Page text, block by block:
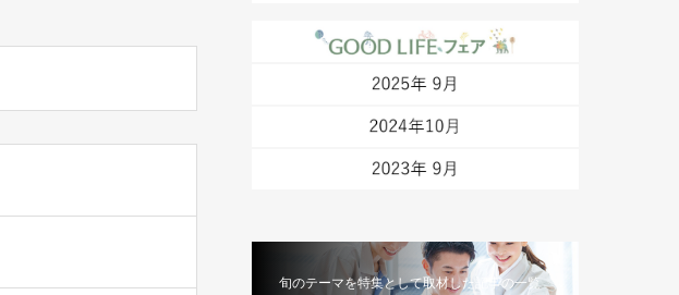
旬のテーマを特集として取材した記事の一覧